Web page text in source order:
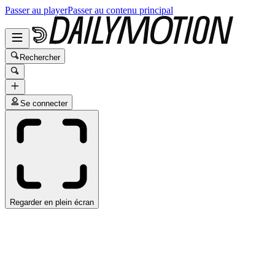
Passer au playerPasser au contenu principal
Rechercher
Se connecter
Regarder en plein écran